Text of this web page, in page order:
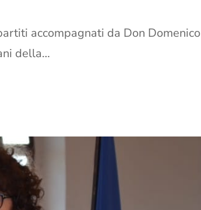
accompagnati da Don Domenico
della…